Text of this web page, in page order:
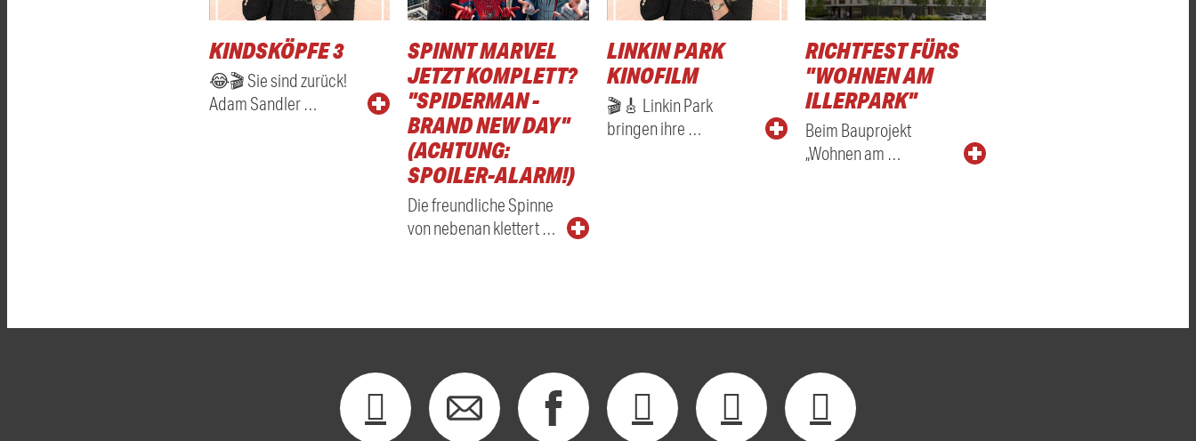
KINDSKÖPFE 3
😂🎬 Sie sind zurück!
Adam Sandler …
SPINNT MARVEL
JETZT KOMPLETT?
"SPIDERMAN -
BRAND NEW DAY"
(ACHTUNG:
SPOILER-ALARM!)
Die freundliche Spinne
von nebenan klettert …
LINKIN PARK
KINOFILM
🎬🎸 Linkin Park
bringen ihre …
RICHTFEST FÜRS
"WOHNEN AM
ILLERPARK"
Beim Bauprojekt
„Wohnen am …